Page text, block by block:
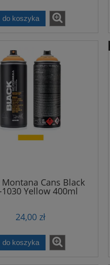
do koszyka
Montana Cans Black
1030 Yellow 400ml
24,00 zł
do koszyka